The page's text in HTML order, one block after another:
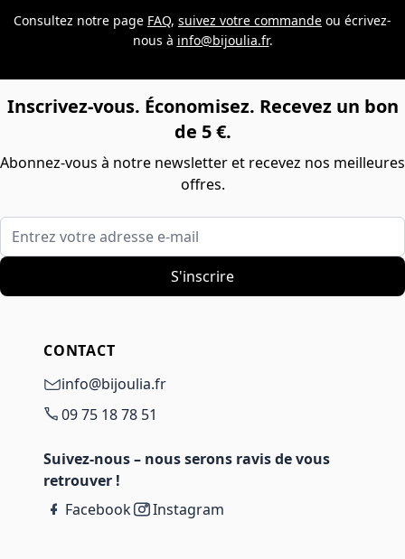
Consultez notre page FAQ, suivez votre commande ou écrivez-
nous à info@bijoulia.fr.
Inscrivez-vous. Économisez. Recevez un bon
de 5 €.
Abonnez-vous à notre newsletter et recevez nos meilleures
offres.
Entrez votre adresse e-mail
S'inscrire
CONTACT
info@bijoulia.fr
09 75 18 78 51
Suivez-nous – nous serons ravis de vous
retrouver !
Facebook
Instagram